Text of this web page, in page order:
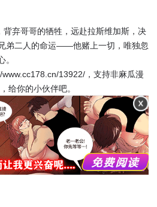
背弃哥哥的牺牲，远赴拉斯维加斯，决
弟二人的命运——他赌上一切，唯独忽
。
13922/，支持非麻瓜漫
给你的小伙伴吧。